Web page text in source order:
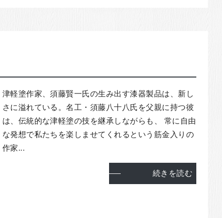
津軽塗作家、須藤賢一氏の生み出す漆器製品は、新し
さに溢れている。名工・須藤八十八氏を父親に持つ彼
は、伝統的な津軽塗の技を継承しながらも、 常に自由
な発想で私たちを楽しませてくれるという筋金入りの
作家...
続きを読む